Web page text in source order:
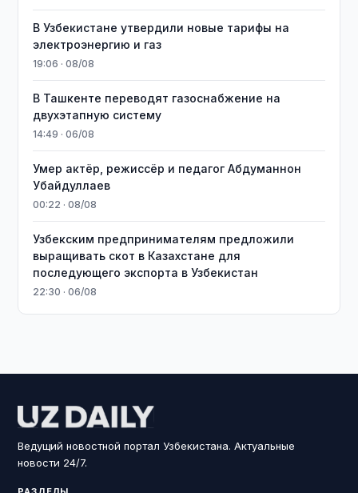
В Узбекистане утвердили новые тарифы на
электроэнергию и газ
19:06 · 08/08
В Ташкенте переводят газоснабжение на
двухэтапную систему
14:49 · 06/08
Умер актёр, режиссёр и педагог Абдуманнон
Убайдуллаев
00:22 · 08/08
Узбекским предпринимателям предложили
выращивать скот в Казахстане для
последующего экспорта в Узбекистан
22:30 · 06/08
Ведущий новостной портал Узбекистана. Актуальные
новости 24/7.